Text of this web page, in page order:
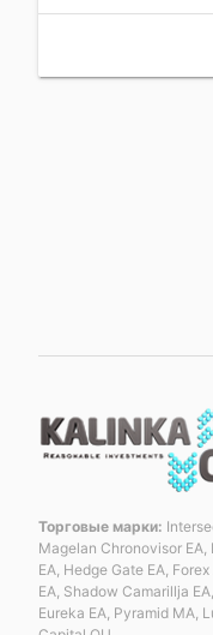
Торговые марки:
Magelan Chronovisor EA,
EA, Hedge Gate EA,
EA, Shadow Camarillja
Eureka EA, Pyramid MA,